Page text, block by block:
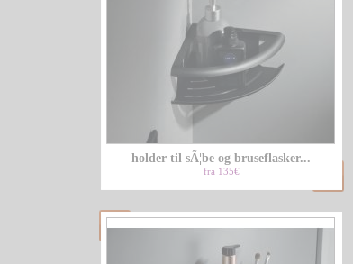
holder til sÃ¦be og bruseflasker...
fra 135€